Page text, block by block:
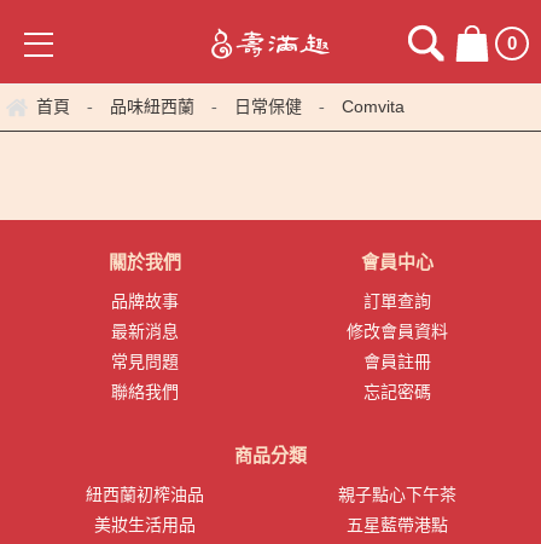
0
首頁 - 品味紐西蘭 - 日常保健 - Comvita
關於我們
品牌故事
最新消息
常見問題
聯絡我們
會員中心
訂單查詢
修改會員資料
會員註冊
忘記密碼
商品分類
紐西蘭初榨油品
親子點心下午茶
美妝生活用品
五星藍帶港點